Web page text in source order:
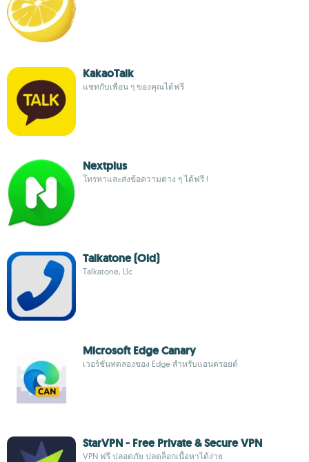
KakaoTalk
แชทกับเพื่อน ๆ ของคุณได้ฟรี
Nextplus
โทรหาและส่งข้อความต่าง ๆ ได้ฟรี !
Talkatone (Old)
Talkatone, Llc
Microsoft Edge Canary
เวอร์ชั่นทดลองของ Edge สำหรับแอนดรอยด์
StarVPN - Free Private & Secure VPN
VPN ฟรี ปลอดภัย ปลดล็อกเนื้อหาได้ง่าย